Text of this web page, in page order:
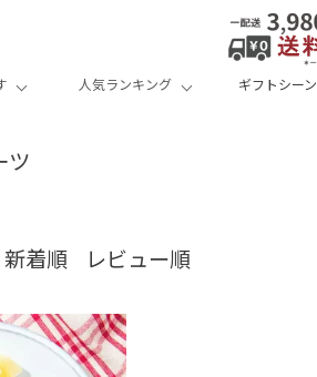
人気ランキング ギフトシーン
ツ
新着順 レビュー順